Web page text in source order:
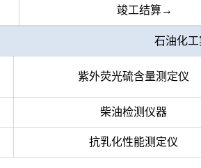
竣工结算→
石油化
紫外荧光硫含量测定仪
柴油检测仪器
抗乳化性能测定仪